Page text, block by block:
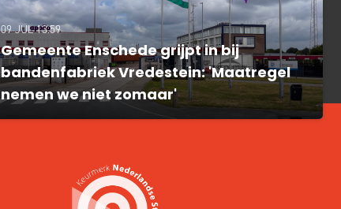
09 JUL 13:59
Gemeente Enschede grijpt in bij
bandenfabriek Vredestein: 'Maatregel
nemen we niet zomaar'